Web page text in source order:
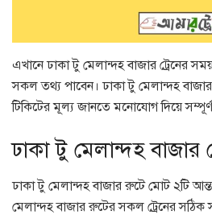
এখানে ঢাকা টু মেলান্দহ বাজার ট্রেনের
সকল তথ্য পাবেন। ঢাকা টু মেলান্দহ
টিকিটের মূল্য জানতে মনোযোগ দিয়ে
ঢাকা টু মেলান্দহ বাজার
ঢাকা টু মেলান্দহ বাজার রুটে মোট ২টি
মেলান্দহ বাজার রুটের সকল ট্রেনের সঠিক